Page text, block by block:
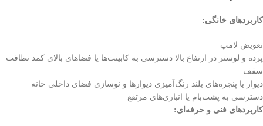
کاربردهای خانگی:
تعویض لامپ
پرده و لوستر در ارتفاع بالا دسترسی به کابینت‌ها یا فضاهای بالای کمد نظافت
سقف
دیوار یا پنجره‌های بلند رنگ‌آمیزی دیوارها و نوسازی فضای داخلی خانه
دسترسی به پشت‌بام یا انباری‌های مرتفع
کاربردهای فنی و حرفه‌ای: